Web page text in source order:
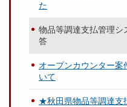
た
物品等調達支払管理シ
答
オープンカウンター案
いて
★秋田県物品等調達支